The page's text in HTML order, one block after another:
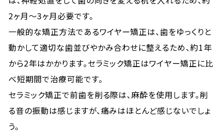
2ヶ月〜3ヶ月必要です。
一般的な矯正方法であるワイヤー矯正は、歯をゆっくりと
動かして適切な歯並びやかみ合わせに整えるため、約1年
から2年はかかります。セラミック矯正はワイヤー矯正に比
べ短期間で治療可能です。
セラミック矯正で前歯を削る際は、麻酔を使用します。削
る音の振動は感じますが、痛みはほとんど感じないでしょ
う。